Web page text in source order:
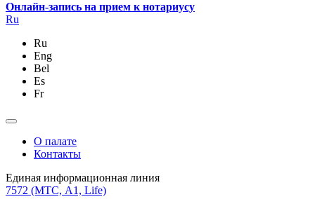
Онлайн-запись на прием к нотариусу
Ru
Ru
Eng
Bel
Es
Fr
О палате
Контакты
Единая информационная линия
7572 (МТС, A1, Life)